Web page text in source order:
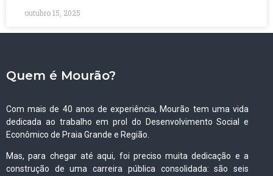
outubro 15, 2025
Quem é Mourão?
Com mais de 40 anos de experiência, Mourão tem uma vida
dedicada ao trabalho em prol do Desenvolvimento Social e
Econômico de Praia Grande e Região.
Mas, para chegar até aqui, foi preciso muita dedicação e a
construção de uma carreira pública consolidada: são seis